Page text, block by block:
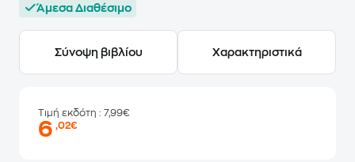
Άμεσα Διαθέσιμο
Σύνοψη βιβλίου Χαρακτηριστικά
Τιμή εκδότη : 7,99€
6,02€